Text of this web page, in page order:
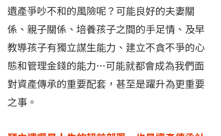
遺產爭吵不和的風險呢？可能良好的夫妻關
係、親子關係、培養孩子之間的手足情、及早
教導孩子有獨立謀生能力、建立不貪不爭的心
態和管理金錢的能力…可能就都會成為我們面
對資產傳承的重要配套，甚至是躍升為更重要
之事。